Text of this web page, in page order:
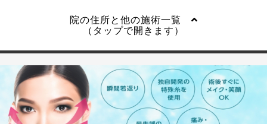
院の住所と他の施術一覧
（タップで開きます）